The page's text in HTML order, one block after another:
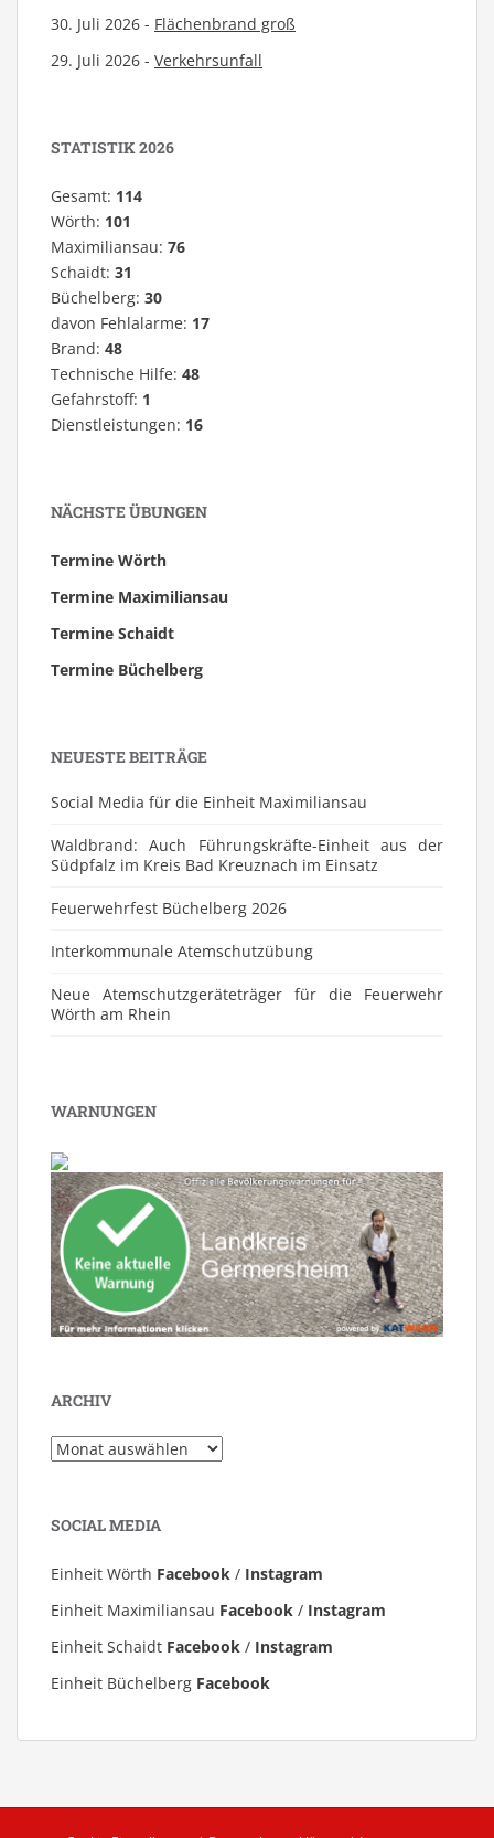
30. Juli 2026 - Flächenbrand groß
29. Juli 2026 - Verkehrsunfall
STATISTIK 2026
Gesamt: 114
Wörth: 101
Maximiliansau: 76
Schaidt: 31
Büchelberg: 30
davon Fehlalarme: 17
Brand: 48
Technische Hilfe: 48
Gefahrstoff: 1
Dienstleistungen: 16
NÄCHSTE ÜBUNGEN
Termine Wörth
Termine Maximiliansau
Termine Schaidt
Termine Büchelberg
NEUESTE BEITRÄGE
Social Media für die Einheit Maximiliansau
Waldbrand: Auch Führungskräfte-Einheit aus der
Südpfalz im Kreis Bad Kreuznach im Einsatz
Feuerwehrfest Büchelberg 2026
⁠Interkommunale Atemschutzübung
Neue Atemschutzgeräteträger für die Feuerwehr
Wörth am Rhein
WARNUNGEN
ARCHIV
Archiv
SOCIAL MEDIA
Einheit Wörth Facebook / Instagram
Einheit Maximiliansau Facebook / Instagram
Einheit Schaidt Facebook / Instagram
Einheit Büchelberg Facebook